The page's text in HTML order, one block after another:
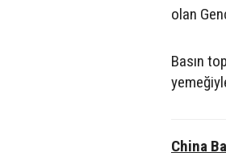
olan
Basın
China